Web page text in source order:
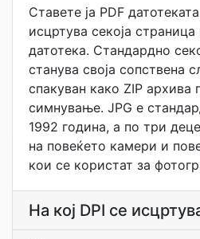
Ставете ја PDF
исцртува секоја
датотека. Стандардно
станува своја сопствена
спакуван како ZIP архива
симнување. JPG е
1992 година, а по три
на повеќето камери и
кои се користат за
На кој DPI се